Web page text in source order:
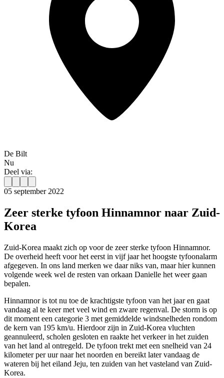
De Bilt
Nu
Deel via:
05 september 2022
Zeer sterke tyfoon Hinnamnor naar Zuid-
Korea
Zuid-Korea maakt zich op voor de zeer sterke tyfoon Hinnamnor.
De overheid heeft voor het eerst in vijf jaar het hoogste tyfoonalarm
afgegeven. In ons land merken we daar niks van, maar hier kunnen
volgende week wel de resten van orkaan Danielle het weer gaan
bepalen.
Hinnamnor is tot nu toe de krachtigste tyfoon van het jaar en gaat
vandaag al te keer met veel wind en zware regenval. De storm is op
dit moment een categorie 3 met gemiddelde windsnelheden rondom
de kern van 195 km/u. Hierdoor zijn in Zuid-Korea vluchten
geannuleerd, scholen gesloten en raakte het verkeer in het zuiden
van het land al ontregeld. De tyfoon trekt met een snelheid van 24
kilometer per uur naar het noorden en bereikt later vandaag de
wateren bij het eiland Jeju, ten zuiden van het vasteland van Zuid-
Korea.